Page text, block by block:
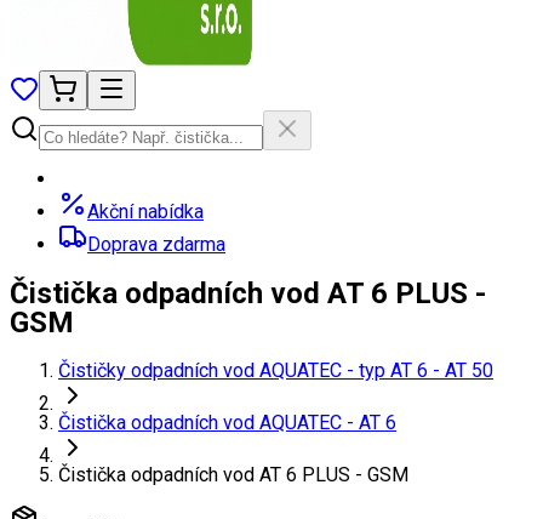
Akční nabídka
Doprava zdarma
Čistička odpadních vod AT 6 PLUS -
GSM
Čističky odpadních vod AQUATEC - typ AT 6 - AT 50
Čistička odpadních vod AQUATEC - AT 6
Čistička odpadních vod AT 6 PLUS - GSM